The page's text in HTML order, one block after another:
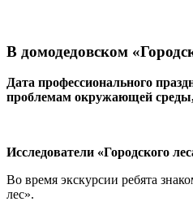
В домодедовском
Дата профессионального
проблемам окружающей
Исследователи «Городского
Во время экскурсии ребята
лес».